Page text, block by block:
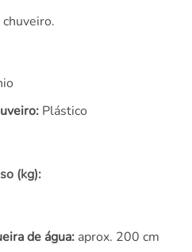
Plástico
(kg):
de água:aprox. 200 cm